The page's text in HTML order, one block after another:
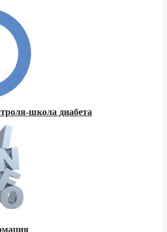
школа диабета